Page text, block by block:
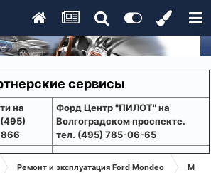
сервисы
на
Форд Центр "ПИЛОТ" на
Волгоградском проспекте.
тел. (495) 785-06-65
Ремонт и эксплуатация Ford Mondeo